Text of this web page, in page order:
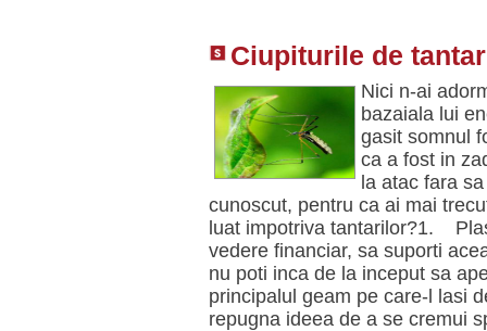
Ciupiturile de
Nici n-ai
bazaiala lui
gasit somnul
ca a fost in
la atac fara
cunoscut, pentru ca ai mai
luat impotriva tantarilor?1.
vedere financiar, sa suporti
nu poti inca de la inceput sa
principalul geam pe care-l lasi
repugna ideea de a se cremui